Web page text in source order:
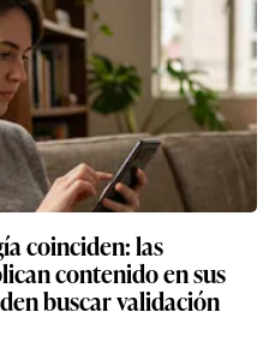
coinciden: las
contenido en sus
buscar validación